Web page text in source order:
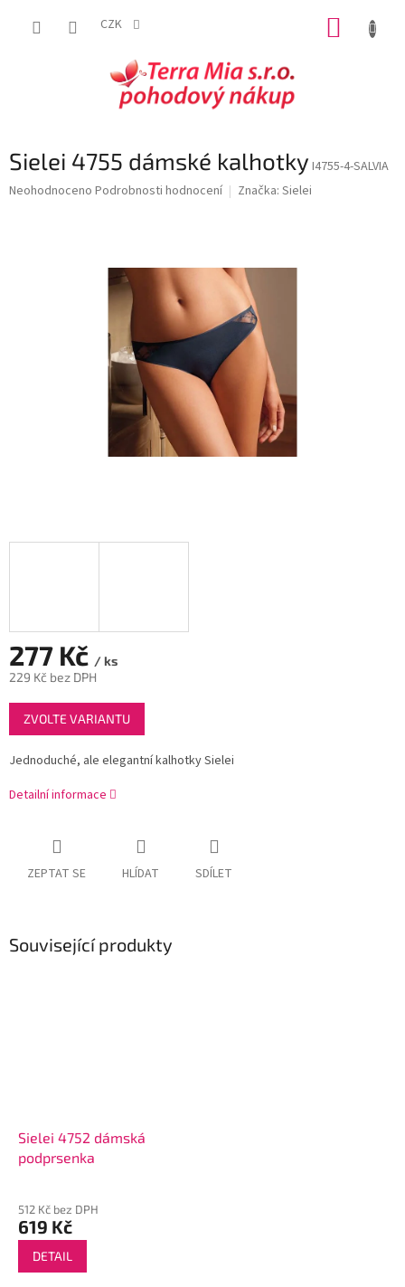
CZK
Sielei 4755 dámské kalhotky I4755-4-SALVIA
Průměrné
Neohodnoceno Podrobnosti hodnocení Značka: Sielei
277 Kč / ks
229 Kč bez DPH
Měrná
cena:
ZVOLTE VARIANTU
Jednoduché, ale elegantní kalhotky Sielei
Detailní informace
ZEPTAT SE HLÍDAT SDÍLET
Související produkty
Sielei 4752 dámská
podprsenka
512 Kč bez DPH
619 Kč
DETAIL